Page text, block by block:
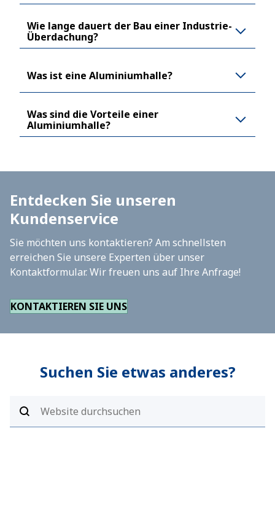
Wie lange dauert der Bau einer Industrie-
Überdachung?
Was ist eine Aluminiumhalle?
Was sind die Vorteile einer
Aluminiumhalle?
Entdecken Sie unseren
Kundenservice
Sie möchten uns kontaktieren? Am schnellsten
erreichen Sie unsere Experten über unser
Kontaktformular. Wir freuen uns auf Ihre Anfrage!
KONTAKTIEREN SIE UNS
Suchen Sie etwas anderes?